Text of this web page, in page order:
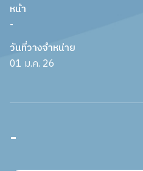
หน้า
-
วันที่วางจำหน่าย
01 ม.ค. 26
-